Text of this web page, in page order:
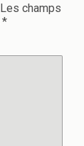
Les champs
*